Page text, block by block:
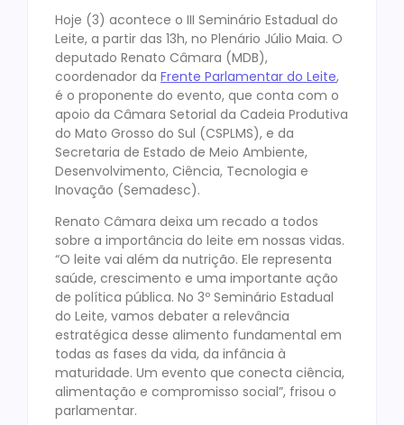
Hoje (3) acontece o III Seminário Estadual do
Leite, a partir das 13h, no Plenário Júlio Maia. O
deputado Renato Câmara (MDB),
coordenador da Frente Parlamentar do Leite,
é o proponente do evento, que conta com o
apoio da Câmara Setorial da Cadeia Produtiva
do Mato Grosso do Sul (CSPLMS), e da
Secretaria de Estado de Meio Ambiente,
Desenvolvimento, Ciência, Tecnologia e
Inovação (Semadesc).
Renato Câmara deixa um recado a todos
sobre a importância do leite em nossas vidas.
“O leite vai além da nutrição. Ele representa
saúde, crescimento e uma importante ação
de política pública. No 3º Seminário Estadual
do Leite, vamos debater a relevância
estratégica desse alimento fundamental em
todas as fases da vida, da infância à
maturidade. Um evento que conecta ciência,
alimentação e compromisso social”, frisou o
parlamentar.